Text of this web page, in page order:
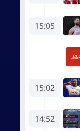
15:05
15:02
14:52